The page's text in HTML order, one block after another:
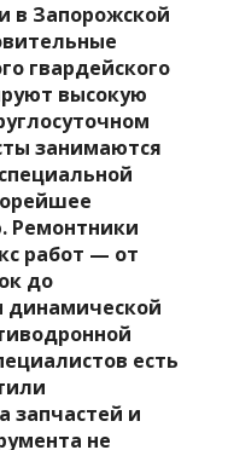
в Запорожской
гвардейского
высокую
занимаются
специальной
Ремонтники
работ — от
до
есть
запчастей и
не